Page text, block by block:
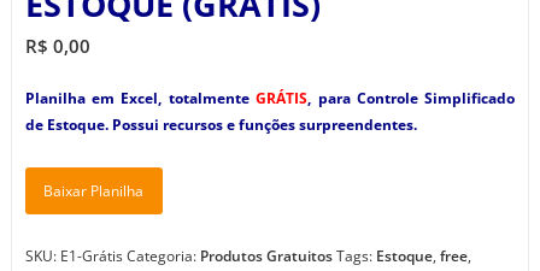
R$ 0,00
Planilha em Excel, totalmenteGRÁTIS, para Controle Simplificado
de Estoque. Possui recursos e funções surpreendentes.
Baixar Planilha
SKU: E1-GrátisCategoria: Produtos GratuitosTags: Estoque, free,